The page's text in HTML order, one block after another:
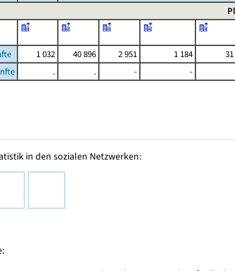
1 032 40 896 2 951 1 184
. . - -
in den sozialen Netzwerken: